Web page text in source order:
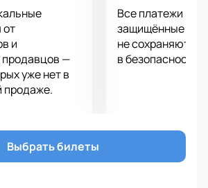
художественной гимнастики, и
мир красоты и эмоций. Это событие
вашего внимания, и вы не
времени и деньгах.
незабываемому празднику!
от
и
—
уже нет в
продаже.
Все платежи
защищённые
не сохраняются
в безопасности.
Выбрать билеты